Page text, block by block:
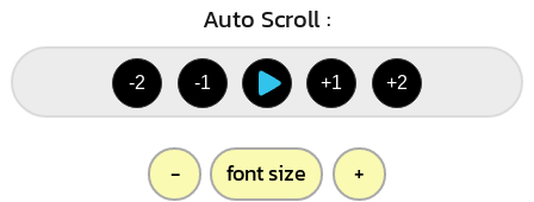
Auto Scroll :
-2 -1 +1 +2
- font size +